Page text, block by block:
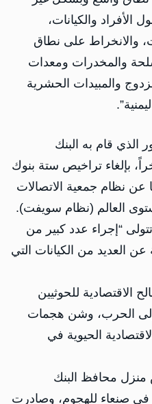
الأفراد والكيانات،
والانخراط على نطاق
والمخدرات ومعدات
والمبيدات الحشرية
الذي قام به البنك
بإلغاء تراخيص ستة بنوك
عن نظام جمعية الاتصالات
العالم (نظام سويفت).
“إجراء عدد كبير من
عن العديد من الكيانات التي
الاقتصادية للحوثيين
إلى الحرب، وشن هجمات
الحيوية في
منزل محافظ البنك
في صنعاء للهجوم، وصادرت